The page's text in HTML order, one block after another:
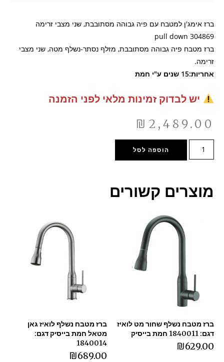
ברז אימג'ן למטבח עם פיה גבוהה מסתובבת, שני מצבי זרימה
304869 pull down
ברז מטבח פיה גבוהה מסתובבת, מזלף נסתר-נשלף מטה, שני מצבי
זרימה.
אחריות:15 שנים ע"י חמת
יש לבדוק זמינות מלאי לפני הזמנה
₪ 2,489.00
הוספה לסל
מוצרים קשורים
ברז מטבח נשלף שחור מט לואיז
דגם: 1840011 חמת בייסיק
₪629.00
ברז מטבח נשלף לואיז גאן
מטאל חמת בייסיק דגם:
1840014
₪689.00